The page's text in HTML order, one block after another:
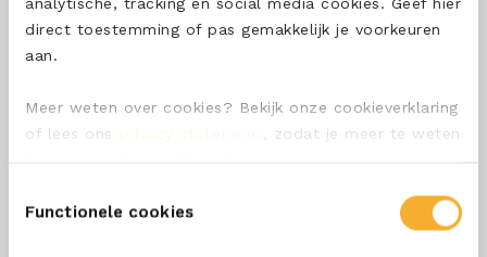
direct toestemming of pas gemakkelijk je voorkeuren
aan.
Meer weten over cookies? Bekijk onze cookieverklaring
of lees ons privacy statement
, zodat je meer te weten
Functionele cookies
OVER ONS